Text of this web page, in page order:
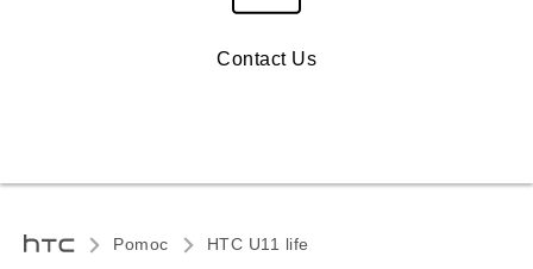
Contact Us
Pomoc HTC U11 life‎